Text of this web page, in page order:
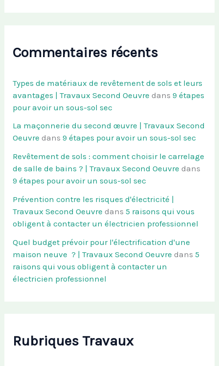
Commentaires récents
Types de matériaux de revêtement de sols et leurs
avantages | Travaux Second Oeuvre dans9 étapes
pour avoir un sous-sol sec
La maçonnerie du second œuvre | Travaux Second
Oeuvre dans9 étapes pour avoir un sous-sol sec
Revêtement de sols : comment choisir le carrelage
de salle de bains ? | Travaux Second Oeuvre dans
9 étapes pour avoir un sous-sol sec
Prévention contre les risques d'électricité |
Travaux Second Oeuvre dans5 raisons qui vous
obligent à contacter un électricien professionnel
Quel budget prévoir pour l'électrification d'une
maison neuve ? | Travaux Second Oeuvre dans5
raisons qui vous obligent à contacter un
électricien professionnel
Rubriques Travaux